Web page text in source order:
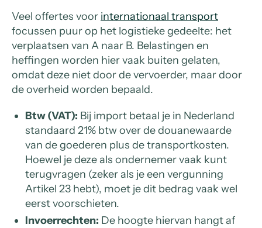
Veel offertes voor internationaal transport
focussen puur op het logistieke gedeelte: het
verplaatsen van A naar B. Belastingen en
heffingen worden hier vaak buiten gelaten,
omdat deze niet door de vervoerder, maar door
de overheid worden bepaald.
Btw (VAT): Bij import betaal je in Nederland
standaard 21% btw over de douanewaarde
van de goederen plus de transportkosten.
Hoewel je deze als ondernemer vaak kunt
terugvragen (zeker als je een vergunning
Artikel 23 hebt), moet je dit bedrag vaak wel
eerst voorschieten.
Invoerrechten: De hoogte hiervan hangt af